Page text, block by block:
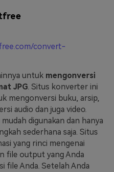
convert-
untuk mengonversi
JPG. Situs konverter ini
mengonversi buku, arsip,
audio dan juga video.
digunakan dan hanya
sederhana saja. Situs
yang rinci mengenai
file output yang Anda
file Anda. Setelah Anda